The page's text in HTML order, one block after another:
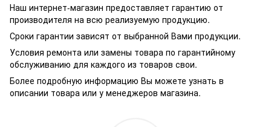
Наш интернет-магазин предоставляет гарантию от
производителя на всю реализуемую продукцию.
Сроки гарантии зависят от выбранной Вами продукции.
Условия ремонта или замены товара по гарантийному
обслуживанию для каждого из товаров свои.
Более подробную информацию Вы можете узнать в
описании товара или у менеджеров магазина.